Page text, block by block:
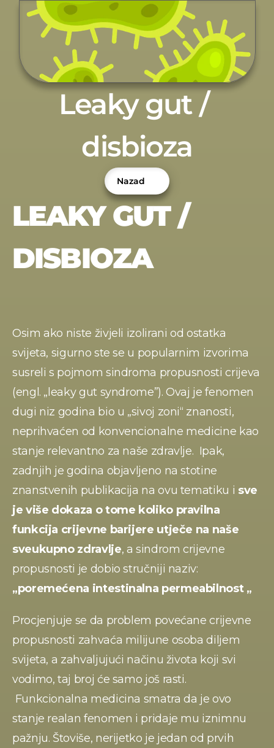
Leaky gut /
disbioza
Nazad
LEAKY GUT /
DISBIOZA
Osim ako niste živjeli izolirani od ostatka
svijeta, sigurno ste se u popularnim izvorima
susreli s pojmom sindroma propusnosti crijeva
(engl. „leaky gut syndrome”). Ovaj je fenomen
dugi niz godina bio u „sivoj zoni“ znanosti,
neprihvaćen od konvencionalne medicine kao
stanje relevantno za naše zdravlje.  Ipak,
zadnjih je godina objavljeno na stotine
znanstvenih publikacija na ovu tematiku i sve
je više dokaza o tome koliko pravilna
funkcija crijevne barijere utječe na naše
sveukupno zdravlje, a sindrom crijevne
„poremećena intestinalna permeabilnost „
Procjenjuje se da problem povećane crijevne
propusnosti zahvaća milijune osoba diljem
svijeta, a zahvaljujući načinu života koji svi
vodimo, taj broj će samo još rasti.
Funkcionalna medicina smatra da je ovo
stanje realan fenomen i pridaje mu iznimnu
pažnju. Štoviše, nerijetko je jedan od prvih